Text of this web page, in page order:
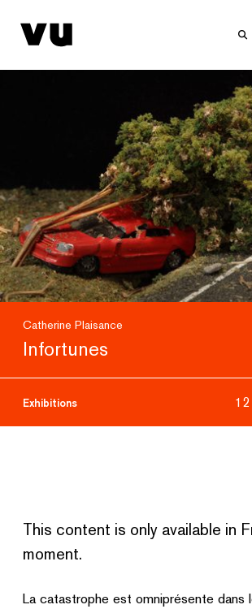
Catherine Plaisance
Infortunes
Exhibitions 12
This content is only available in
moment.
La catastrophe est omniprésente dans